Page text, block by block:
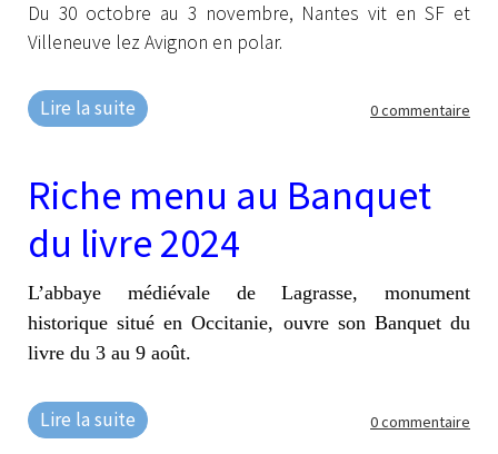
Du 30 octobre au 3 novembre, Nantes vit en SF et
Villeneuve lez Avignon en polar.
Lire la suite 0 commentaire
Riche menu au Banquet
du livre 2024
L’abbaye médiévale de Lagrasse, monument
historique situé en Occitanie, ouvre son Banquet du
livre du 3 au 9 août.
Lire la suite 0 commentaire